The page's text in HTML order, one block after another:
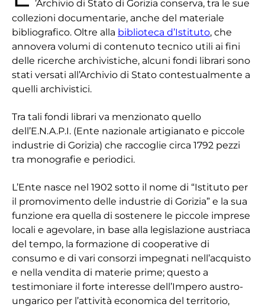
’Archivio di Stato di Gorizia conserva, tra le sue
collezioni documentarie, anche del materiale
bibliografico. Oltre alla biblioteca d’Istituto, che
annovera volumi di contenuto tecnico utili ai fini
delle ricerche archivistiche, alcuni fondi librari sono
stati versati all’Archivio di Stato contestualmente a
quelli archivistici.
Tra tali fondi librari va menzionato quello
dell’E.N.A.P.I. (Ente nazionale artigianato e piccole
industrie di Gorizia) che raccoglie circa 1792 pezzi
tra monografie e periodici.
L’Ente nasce nel 1902 sotto il nome di “Istituto per
il promovimento delle industrie di Gorizia” e la sua
funzione era quella di sostenere le piccole imprese
locali e agevolare, in base alla legislazione austriaca
del tempo, la formazione di cooperative di
consumo e di vari consorzi impegnati nell’acquisto
e nella vendita di materie prime; questo a
testimoniare il forte interesse dell’Impero austro-
ungarico per l’attività economica del territorio,